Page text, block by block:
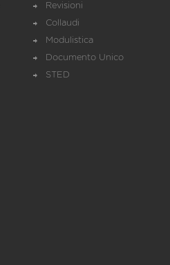
Revisioni
Collaudi
Modulistica
Documento Unico
STED